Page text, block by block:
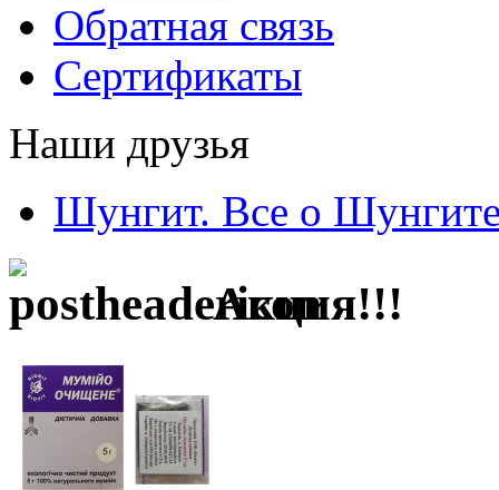
Обратная связь
Сертификаты
Наши друзья
Шунгит. Все о
Акция!!!